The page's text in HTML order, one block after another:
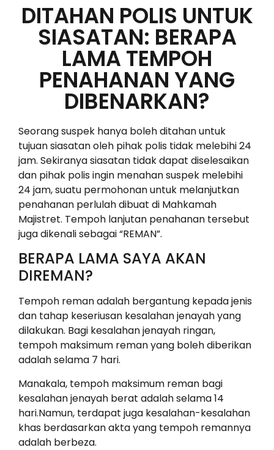
DITAHAN POLIS UNTUK
SIASATAN: BERAPA
LAMA TEMPOH
PENAHANAN YANG
DIBENARKAN?
Seorang suspek hanya boleh ditahan untuk
tujuan siasatan oleh pihak polis tidak melebihi 24
jam. Sekiranya siasatan tidak dapat diselesaikan
dan pihak polis ingin menahan suspek melebihi
24 jam, suatu permohonan untuk melanjutkan
penahanan perlulah dibuat di Mahkamah
Majistret. Tempoh lanjutan penahanan tersebut
juga dikenali sebagai “REMAN”.
BERAPA LAMA SAYA AKAN
DIREMAN?
Tempoh reman adalah bergantung kepada jenis
dan tahap keseriusan kesalahan jenayah yang
dilakukan. Bagi kesalahan jenayah ringan,
tempoh maksimum reman yang boleh diberikan
adalah selama 7 hari.
Manakala, tempoh maksimum reman bagi
kesalahan jenayah berat adalah selama 14
hari.Namun, terdapat juga kesalahan-kesalahan
khas berdasarkan akta yang tempoh remannya
adalah berbeza.